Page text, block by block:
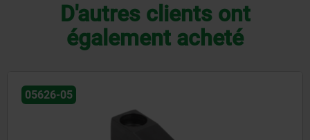
D'autres clients ont
également acheté
05332